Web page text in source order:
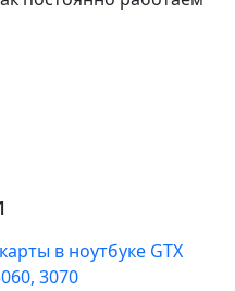
в ноутбуке GTX
3070